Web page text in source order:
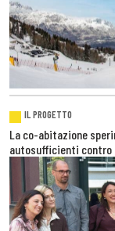
IL PROGETTO
La co-abitazione
autosufficienti